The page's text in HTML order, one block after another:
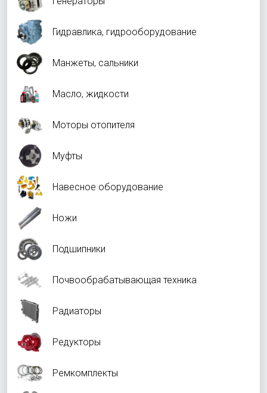
Гидравлика, гидрооборудование
Манжеты, сальники
Масло, жидкости
Моторы отопителя
Муфты
Навесное оборудование
Ножи
Подшипники
Почвообрабатывающая техника
Радиаторы
Редукторы
Ремкомплекты